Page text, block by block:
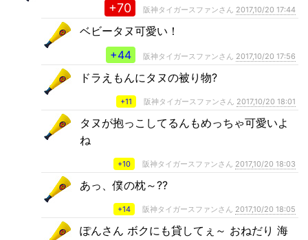
+70 阪神タイガースファンさん 2017,10/20 17:44
ベビータヌ可愛い！
+44
阪神タイガースファンさん 2017,10/20 17:56
ドラえもんにタヌの被り物?
+11 阪神タイガースファンさん 2017,10/20 18:01
タヌが抱っこしてるんもめっちゃ可愛いよ
ね
+10 阪神タイガースファンさん 2017,10/20 18:03
あっ、僕の枕～??
+14 阪神タイガースファンさん 2017,10/20 18:05
ぽんさん ボクにも貸してぇ～ おねだり 海